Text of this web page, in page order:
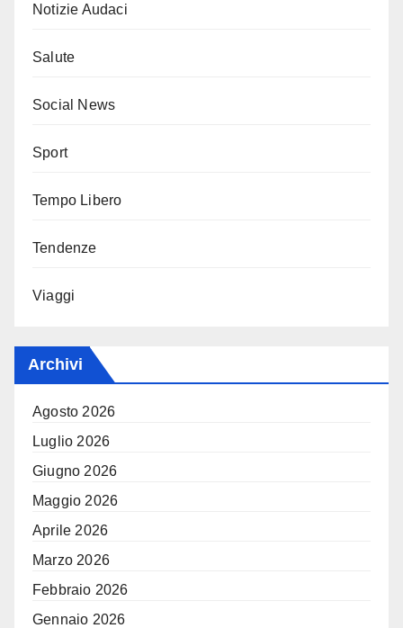
Notizie Audaci
Salute
Social News
Sport
Tempo Libero
Tendenze
Viaggi
Archivi
Agosto 2026
Luglio 2026
Giugno 2026
Maggio 2026
Aprile 2026
Marzo 2026
Febbraio 2026
Gennaio 2026